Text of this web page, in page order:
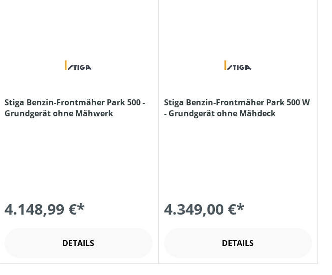
Stiga Benzin-Frontmäher Park 500 -
Grundgerät ohne Mähwerk
4.148,99 €*
DETAILS
Stiga Benzin-Frontmäher Park 500 W
- Grundgerät ohne Mähdeck
4.349,00 €*
DETAILS